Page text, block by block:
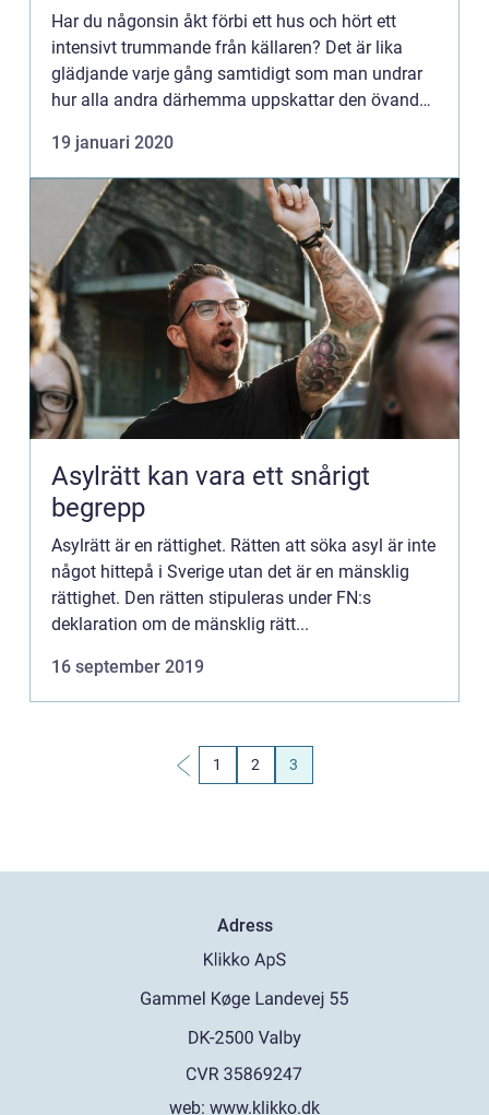
Har du någonsin åkt förbi ett hus och hört ett
intensivt trummande från källaren? Det är lika
glädjande varje gång samtidigt som man undrar
hur alla andra därhemma uppskattar den övande
19 januari 2020
Asylrätt kan vara ett snårigt
begrepp
Asylrätt är en rättighet. Rätten att söka asyl är inte
något hittepå i Sverige utan det är en mänsklig
rättighet. Den rätten stipuleras under FN:s
deklaration om de mänsklig rätt...
16 september 2019
1 2 3
Adress
web: www.klikko.dk